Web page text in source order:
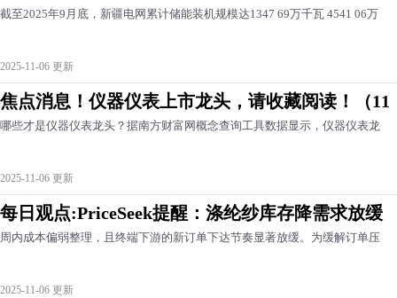
截至2025年9月底，新疆电网累计储能装机规模达1347 69万千瓦 4541 06万
2025-11-06 更新
焦点消息！仪器仪表上市龙头，请收藏阅读！（11
哪些才是仪器仪表龙头？据南方财富网概念查询工具数据显示，仪器仪表龙
2025-11-06 更新
每日观点:PriceSeek提醒：涤纶纱库存降需求放缓
周内成本偏弱整理，且终端下游的新订单下达节奏显著放缓。为缓解订单压
2025-11-06 更新